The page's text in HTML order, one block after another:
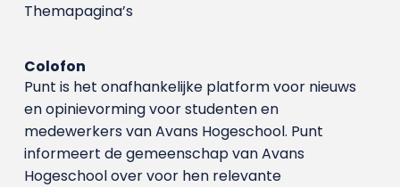
Themapagina’s
Colofon
Punt is het onafhankelijke platform voor nieuws
en opinievorming voor studenten en
medewerkers van Avans Hoge­school. Punt
informeert de gemeenschap van Avans
Hogeschool over voor hen relevante